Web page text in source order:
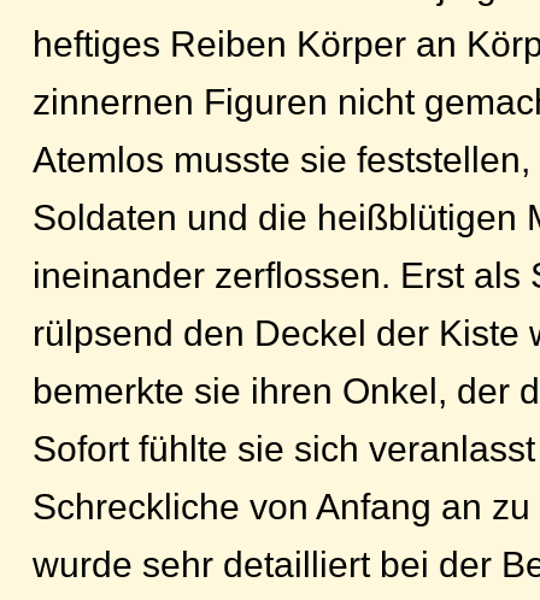
heftiges Reiben Körper an
zinnernen Figuren nicht
Atemlos musste sie
Soldaten und die heißblütigen
ineinander zerflossen. Erst als
rülpsend den Deckel der Kiste
bemerkte sie ihren Onkel, der
Sofort fühlte sie sich
Schreckliche von Anfang an
wurde sehr detailliert bei der